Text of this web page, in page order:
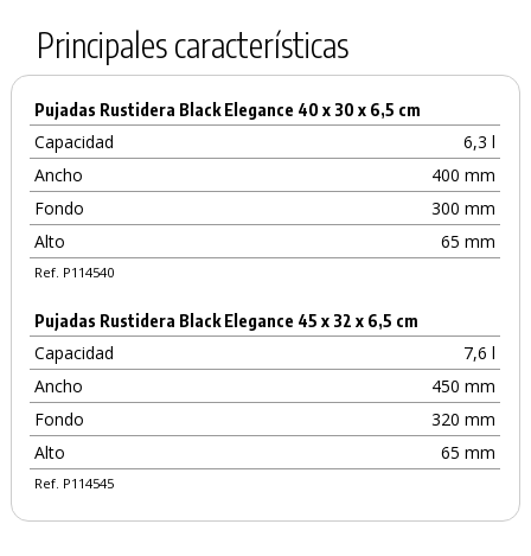
Principales características
Pujadas Rustidera Black Elegance 40 x 30 x 6,5 cm
Capacidad
6,3 l
Ancho
400 mm
Fondo
300 mm
Alto
65 mm
Ref. P114540
Pujadas Rustidera Black Elegance 45 x 32 x 6,5 cm
Capacidad
7,6 l
Ancho
450 mm
Fondo
320 mm
Alto
65 mm
Ref. P114545